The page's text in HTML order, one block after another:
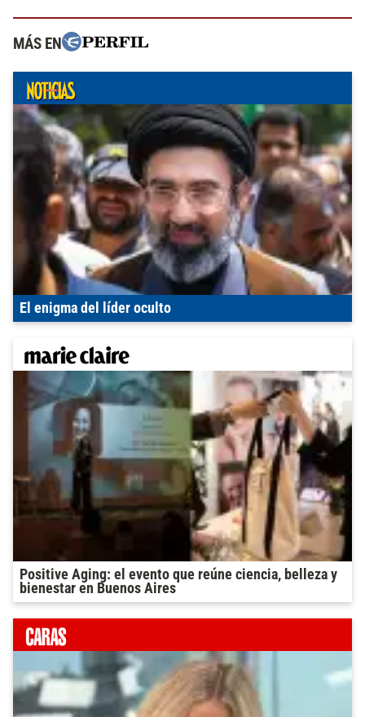
MÁS EN
El enigma del líder oculto
Positive Aging: el evento que reúne ciencia, belleza y
bienestar en Buenos Aires